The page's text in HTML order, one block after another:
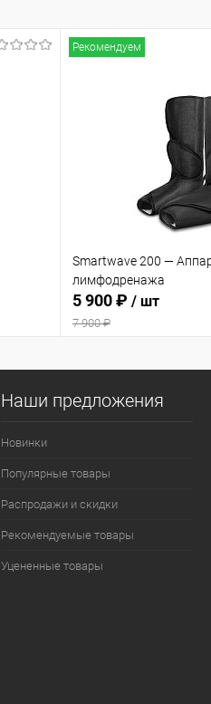
Рекомендуем
Smartwave 200 —
лимфодренажа
5 900 ₽ / шт
7 900 ₽
Наши предложения
Новинки
Популярные товары
Распродажи и скидки
Рекомендуемые товары
Уцененные товары